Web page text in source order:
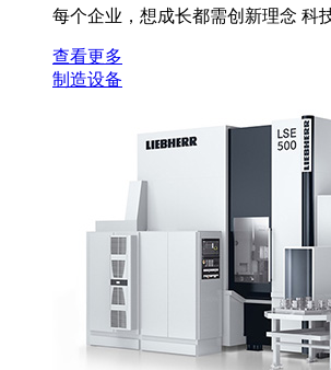
每个企业，想成长都需创新理念 科
查看更多
制造设备